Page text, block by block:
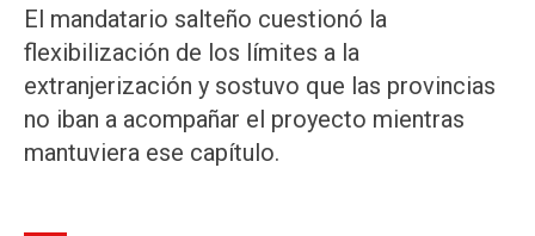
El mandatario salteño cuestionó la
flexibilización de los límites a la
extranjerización y sostuvo que las provincias
no iban a acompañar el proyecto mientras
mantuviera ese capítulo.